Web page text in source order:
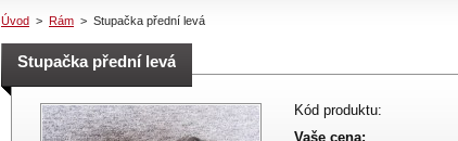
Úvod > Rám > Stupačka přední levá
Stupačka přední levá
Kód produktu:
Vaše cena: